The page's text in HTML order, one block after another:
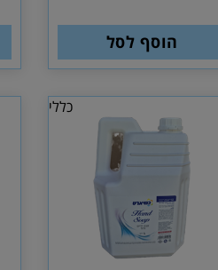
הוסף לסל
כללי